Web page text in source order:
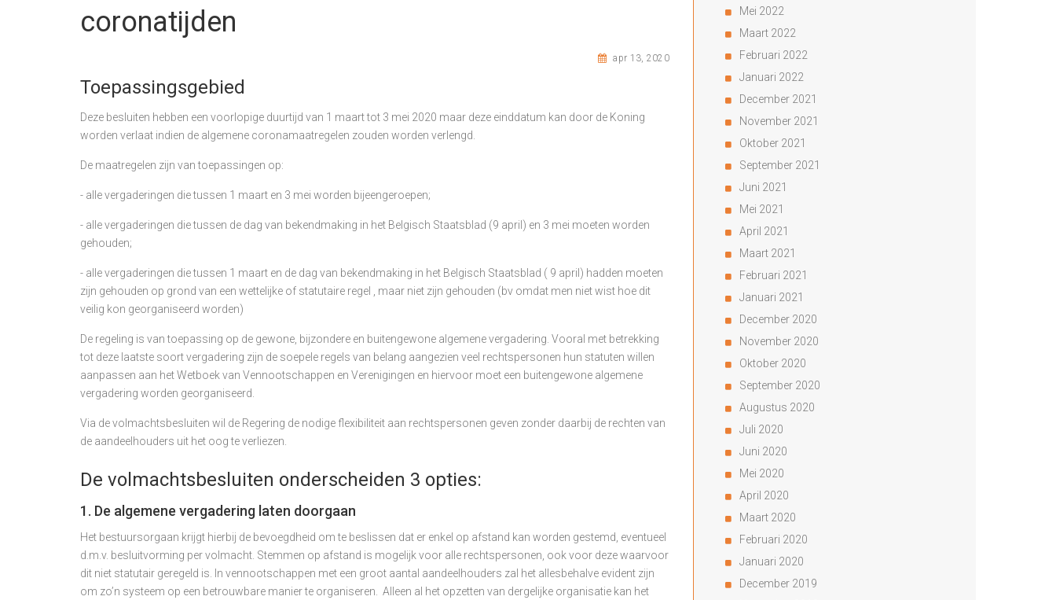
coronatijden
apr 13, 2020
Toepassingsgebied
Deze besluiten hebben een voorlopige duurtijd van 1 maart tot 3 mei 2020 maar deze einddatum kan door de Koning
worden verlaat indien de algemene coronamaatregelen zouden worden verlengd.
De maatregelen zijn van toepassingen op:
- alle vergaderingen die tussen 1 maart en 3 mei worden bijeengeroepen;
- alle vergaderingen die tussen de dag van bekendmaking in het Belgisch Staatsblad (9 april) en 3 mei moeten worden
gehouden;
- alle vergaderingen die tussen 1 maart en de dag van bekendmaking in het Belgisch Staatsblad ( 9 april) hadden moeten
zijn gehouden op grond van een wettelijke of statutaire regel , maar niet zijn gehouden (bv omdat men niet wist hoe dit
veilig kon georganiseerd worden)
De regeling is van toepassing op de gewone, bijzondere en buitengewone algemene vergadering. Vooral met betrekking
tot deze laatste soort vergadering zijn de soepele regels van belang aangezien veel rechtspersonen hun statuten willen
aanpassen aan het Wetboek van Vennootschappen en Verenigingen en hiervoor moet een buitengewone algemene
vergadering worden georganiseerd.
Via de volmachtsbesluiten wil de Regering de nodige flexibiliteit aan rechtspersonen geven zonder daarbij de rechten van
de aandeelhouders uit het oog te verliezen.
De volmachtsbesluiten onderscheiden 3 opties:
1. De algemene vergadering laten doorgaan
Het bestuursorgaan krijgt hierbij de bevoegdheid om te beslissen dat er enkel op afstand kan worden gestemd, eventueel
d.m.v. besluitvorming per volmacht. Stemmen op afstand is mogelijk voor alle rechtspersonen, ook voor deze waarvoor
dit niet statutair geregeld is. In vennootschappen met een groot aantal aandeelhouders zal het allesbehalve evident zijn
om zo’n systeem op een betrouwbare manier te organiseren. Alleen al het opzetten van dergelijke organisatie kan het
Mei 2022
Maart 2022
Februari 2022
Januari 2022
December 2021
November 2021
Oktober 2021
September 2021
Juni 2021
Mei 2021
April 2021
Maart 2021
Februari 2021
Januari 2021
December 2020
November 2020
Oktober 2020
September 2020
Augustus 2020
Juli 2020
Juni 2020
Mei 2020
April 2020
Maart 2020
Februari 2020
Januari 2020
December 2019